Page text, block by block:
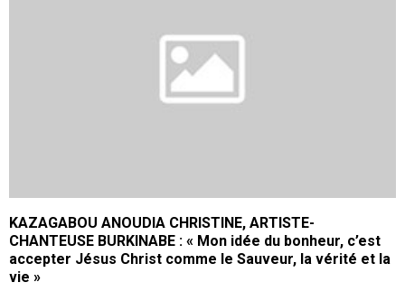
KAZAGABOU ANOUDIA CHRISTINE, ARTISTE-
CHANTEUSE BURKINABE : « Mon idée du bonheur, c’est
accepter Jésus Christ comme le Sauveur, la vérité et la
vie »